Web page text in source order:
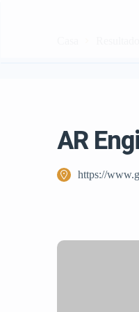
AR
https://